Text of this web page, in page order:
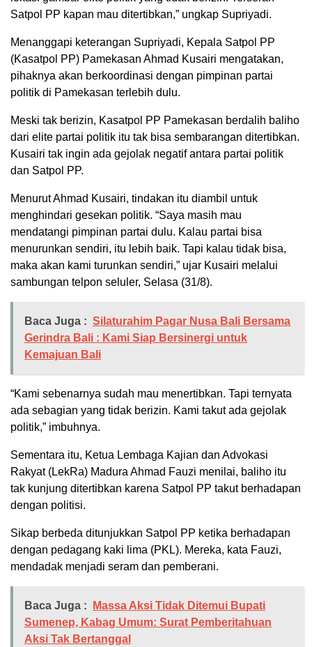
Satpol PP kapan mau ditertibkan,” ungkap Supriyadi.
Menanggapi keterangan Supriyadi, Kepala Satpol PP
(Kasatpol PP) Pamekasan Ahmad Kusairi mengatakan,
pihaknya akan berkoordinasi dengan pimpinan partai
politik di Pamekasan terlebih dulu.
Meski tak berizin, Kasatpol PP Pamekasan berdalih baliho
dari elite partai politik itu tak bisa sembarangan ditertibkan.
Kusairi tak ingin ada gejolak negatif antara partai politik
dan Satpol PP.
Menurut Ahmad Kusairi, tindakan itu diambil untuk
menghindari gesekan politik. “Saya masih mau
mendatangi pimpinan partai dulu. Kalau partai bisa
menurunkan sendiri, itu lebih baik. Tapi kalau tidak bisa,
maka akan kami turunkan sendiri,” ujar Kusairi melalui
sambungan telpon seluler, Selasa (31/8).
Baca Juga : Silaturahim Pagar Nusa Bali Bersama
Gerindra Bali : Kami Siap Bersinergi untuk
Kemajuan Bali
“Kami sebenarnya sudah mau menertibkan. Tapi ternyata
ada sebagian yang tidak berizin. Kami takut ada gejolak
politik,” imbuhnya.
Sementara itu, Ketua Lembaga Kajian dan Advokasi
Rakyat (LekRa) Madura Ahmad Fauzi menilai, baliho itu
tak kunjung ditertibkan karena Satpol PP takut berhadapan
dengan politisi.
Sikap berbeda ditunjukkan Satpol PP ketika berhadapan
dengan pedagang kaki lima (PKL). Mereka, kata Fauzi,
mendadak menjadi seram dan pemberani.
Baca Juga :
Massa Aksi Tidak Ditemui Bupati
Sumenep, Kabag Umum: Surat Pemberitahuan
Aksi Tak Bertanggal